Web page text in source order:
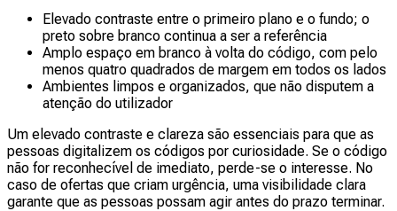
Elevado contraste entre o primeiro plano e o fundo; o
preto sobre branco continua a ser a referência
Amplo espaço em branco à volta do código, com pelo
menos quatro quadrados de margem em todos os lados
Ambientes limpos e organizados, que não disputem a
atenção do utilizador
Um elevado contraste e clareza são essenciais para que as
pessoas digitalizem os códigos por curiosidade. Se o código
não for reconhecível de imediato, perde-se o interesse. No
caso de ofertas que criam urgência, uma visibilidade clara
garante que as pessoas possam agir antes do prazo terminar.